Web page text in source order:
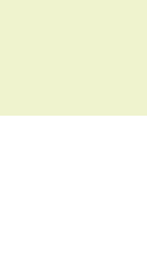
aux